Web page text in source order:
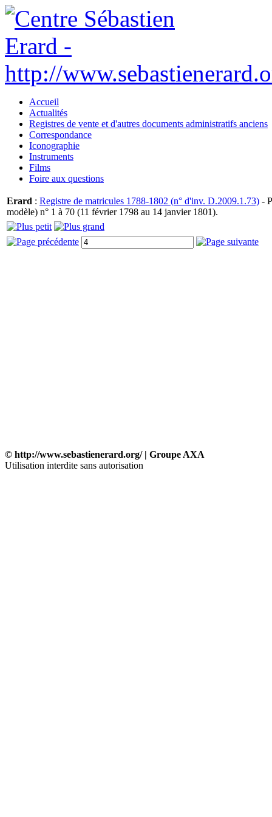
Accueil
Actualités
Registres de vente et d'autres documents administratifs anciens
Correspondance
Iconographie
Instruments
Films
Foire aux questions
Erard : Registre de matricules 1788-1802 (n° d'inv. D.2009.1.73) -
modèle) n° 1 à 70 (11 février 1798 au 14 janvier 1801).
© http://www.sebastienerard.org/ | Groupe AXA
Utilisation interdite sans autorisation